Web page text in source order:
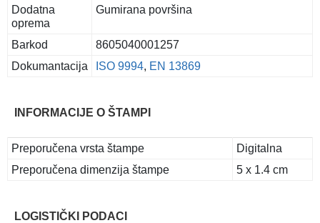
Dodatna
oprema
Gumirana površina
Barkod
8605040001257
Dokumantacija
ISO 9994, EN 13869
INFORMACIJE O ŠTAMPI
Preporučena vrsta štampe
Digitalna
Preporučena dimenzija štampe
5 x 1.4 cm
LOGISTIČKI PODACI